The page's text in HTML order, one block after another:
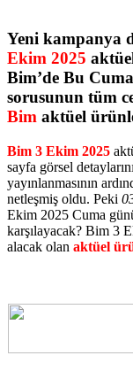
Yeni kampanya
Ekim 2025
Bim’de Bu
sorusunun tüm
Bim aktüel
Bim 3 Ekim 2025
sayfa görsel
yayınlanmasının
netleşmiş oldu. Peki
Ekim 2025 Cuma
karşılayacak? Bim 3
alacak olan aktüel